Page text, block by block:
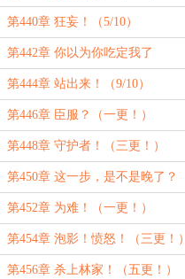
第440章 狂妄！（5/10）
第442章 你以为你吃定我了
（7/10）
第444章 站出来！（9/10）
第446章 臣服？（一更！）
第448章 守护者！（三更！）
第450章 这一步，是不是晚了？
（五更！）
第452章 为难！（一更！）
第454章 泡影！愤怒！（三更！）
第456章 杀上林家！（五更！）